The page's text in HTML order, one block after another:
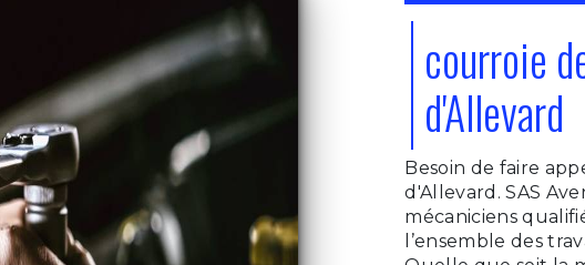
courroie
d'Allevard
Besoin de faire
d'Allevard. SAS
mécaniciens
l’ensemble des